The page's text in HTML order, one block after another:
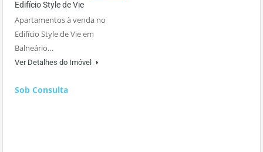
Edifício Style de Vie
Apartamentos à venda no
Edifício Style de Vie em
Balneário…
Ver Detalhes do Imóvel
Sob Consulta